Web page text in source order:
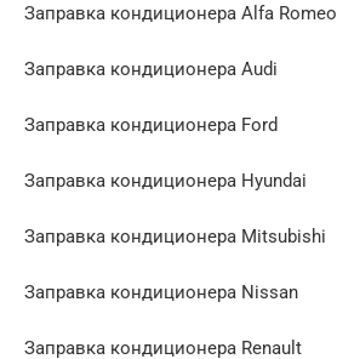
Заправка кондиционера Alfa Romeo
Заправка кондиционера Audi
Заправка кондиционера Ford
Заправка кондиционера Hyundai
Заправка кондиционера Mitsubishi
Заправка кондиционера Nissan
Заправка кондиционера Renault